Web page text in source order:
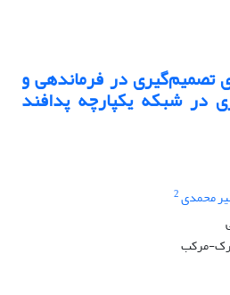
تصمیم‌گیری در فرماندهی و
در شبکه یکپارچه پدافند
محمدی2
مرکب